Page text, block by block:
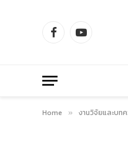
FacebookYouTube
Home » งานวิจัยและบท